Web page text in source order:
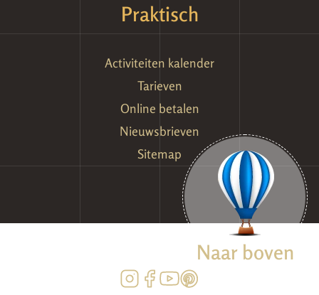
Praktisch
Activiteiten kalender
Tarieven
Online betalen
Nieuwsbrieven
Sitemap
Naar boven